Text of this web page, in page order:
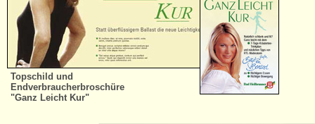
Topschild und
Endverbraucherbroschüre
"Ganz Leicht Kur"